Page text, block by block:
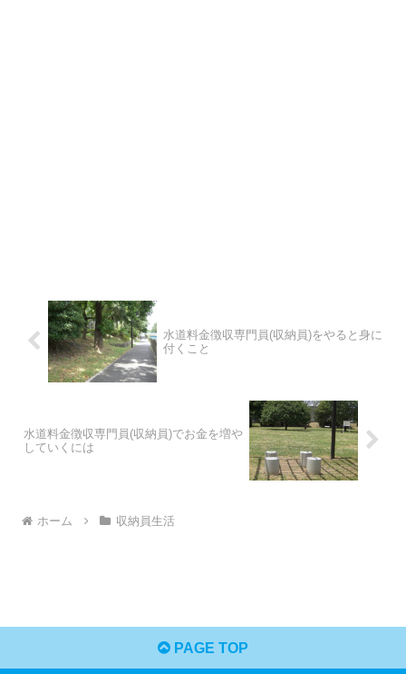
水道料金徴収専門員(収納員)をやると身に
付くこと
水道料金徴収専門員(収納員)でお金を増や
していくには
ホーム 収納員生活
PAGE TOP